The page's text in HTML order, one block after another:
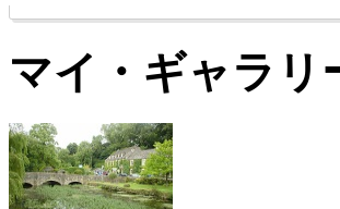
マイ・ギャラリ